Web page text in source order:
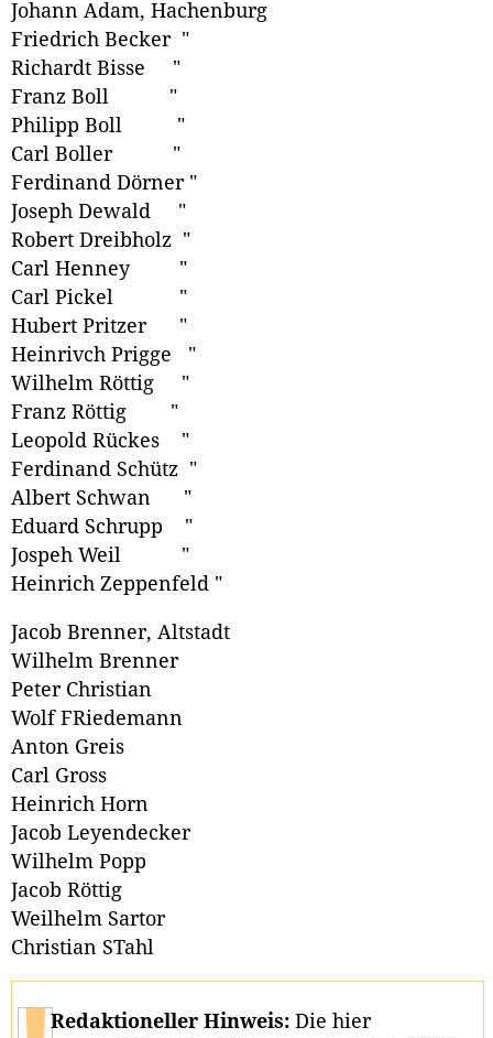
Johann Adam, Hachenburg
Friedrich Becker "
Richardt Bisse "
Franz Boll "
Philipp Boll "
Carl Boller "
Ferdinand Dörner "
Joseph Dewald "
Robert Dreibholz "
Carl Henney "
Carl Pickel "
Hubert Pritzer "
Heinrivch Prigge "
Wilhelm Röttig "
Franz Röttig "
Leopold Rückes "
Ferdinand Schütz "
Albert Schwan "
Eduard Schrupp "
Jospeh Weil "
Heinrich Zeppenfeld "
Jacob Brenner, Altstadt
Wilhelm Brenner
Peter Christian
Wolf FRiedemann
Anton Greis
Carl Gross
Heinrich Horn
Jacob Leyendecker
Wilhelm Popp
Jacob Röttig
Weilhelm Sartor
Christian STahl
Redaktioneller Hinweis: Die hier